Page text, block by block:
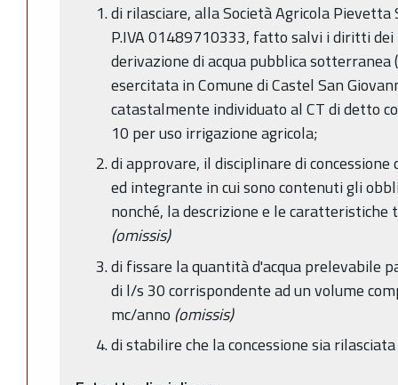
di rilasciare, alla Società Agricola Pievetta
P.IVA 01489710333, fatto salvi i diritti
derivazione di acqua pubblica sotterranea
esercitata in Comune di Castel San
catastalmente individuato al CT di detto
10 per uso irrigazione agricola;
di approvare, il disciplinare di
ed integrante in cui sono contenuti gli
nonché, la descrizione e le caratteristiche
(omissis)
di fissare la quantità d'acqua prelevabile
di l/s 30 corrispondente ad un volume
mc/anno (omissis)
di stabilire che la concessione sia